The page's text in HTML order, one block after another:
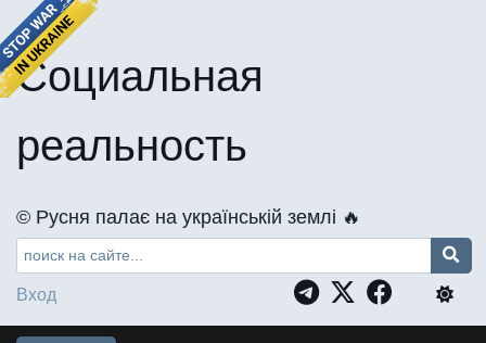
Социальная
реальность
©️ Русня палає на українській землі 🔥
Вход